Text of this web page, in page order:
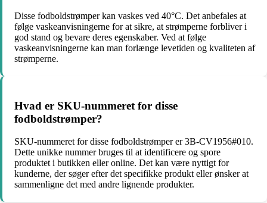
Disse fodboldstrømper kan vaskes ved 40°C. Det anbefales at
følge vaskeanvisningerne for at sikre, at strømperne forbliver i
god stand og bevare deres egenskaber. Ved at følge
vaskeanvisningerne kan man forlænge levetiden og kvaliteten af
​​strømperne.
Hvad er SKU-nummeret for disse
fodboldstrømper?
SKU-nummeret for disse fodboldstrømper er 3B-CV1956#010.
Dette unikke nummer bruges til at identificere og spore
produktet i butikken eller online. Det kan være nyttigt for
kunderne, der søger efter det specifikke produkt eller ønsker at
sammenligne det med andre lignende produkter.